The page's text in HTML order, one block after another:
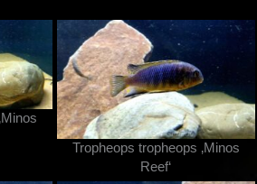
Tropheops tropheops ‚Minos
Reef‘